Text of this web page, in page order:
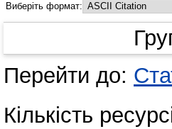
Виберіть формат:
Перейти до:
Кількість